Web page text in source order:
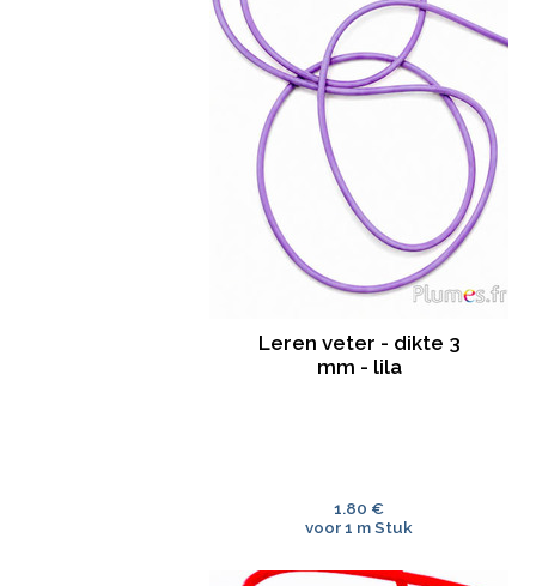
Leren veter - dikte 3
mm - lila
1.80 €
voor 1 m Stuk